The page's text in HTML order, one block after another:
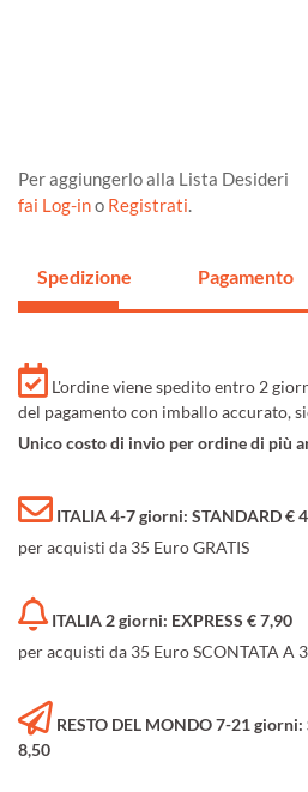
Per aggiungerlo alla Lista Desideri
fai Log-ino Registrati.
Spedizione Pagamento
L'ordine viene spedito entro 2
del pagamento con imballo accurato,
Unico costo di invio per ordine di più
ITALIA 4-7 giorni: STANDARD €
per acquisti da 35 Euro GRATIS
ITALIA 2 giorni: EXPRESS € 7,90
per acquisti da 35 Euro SCONTATA A
RESTO DEL MONDO 7-21
8,50